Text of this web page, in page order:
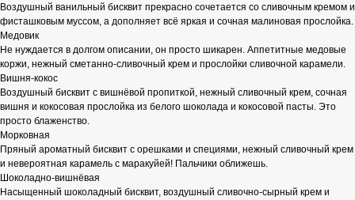
Воздушный ванильный бисквит прекрасно сочетается со сливочным кремом и
фисташковым муссом, а дополняет всё яркая и сочная малиновая прослойка.
Медовик
Не нуждается в долгом описании, он просто шикарен. Аппетитные медовые
коржи, нежный сметанно-сливочный крем и прослойки сливочной карамели.
Вишня-кокос
Воздушный бисквит с вишнёвой пропиткой, нежный сливочный крем, сочная
вишня и кокосовая прослойка из белого шоколада и кокосовой пасты. Это
просто блаженство.
Морковная
Пряный ароматный бисквит с орешками и специями, нежный сливочный крем
и невероятная карамель с маракуйей! Пальчики оближешь.
Шоколадно-вишнёвая
Насыщенный шоколадный бисквит, воздушный сливочно-сырный крем и